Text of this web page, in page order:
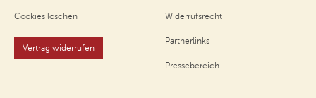
Cookies löschen
Vertrag widerrufen
Widerrufsrecht
Partnerlinks
Pressebereich